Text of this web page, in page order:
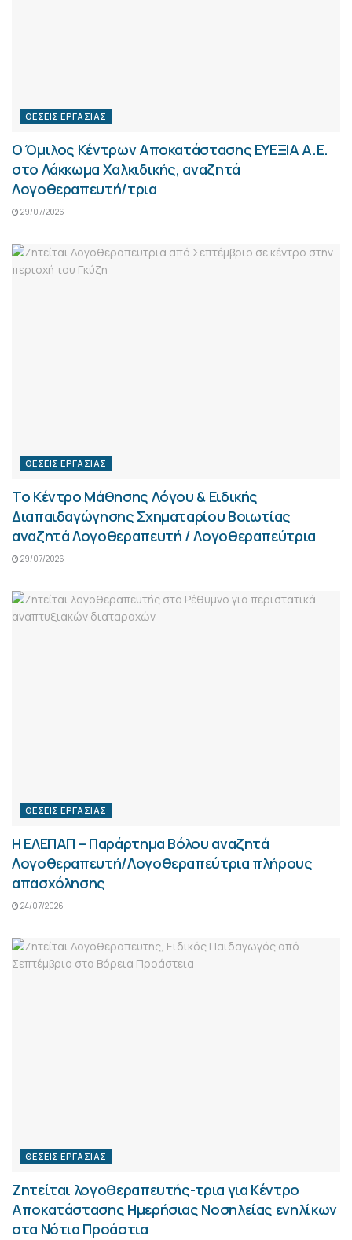
ΘΈΣΕΙΣ ΕΡΓΑΣΊΑΣ
Ο Όμιλος Κέντρων Αποκατάστασης ΕΥΕΞΙΑ Α.Ε.
στο Λάκκωμα Χαλκιδικής, αναζητά
Λογοθεραπευτή/τρια
29/07/2026
ΘΈΣΕΙΣ ΕΡΓΑΣΊΑΣ
Το Κέντρο Μάθησης Λόγου & Ειδικής
Διαπαιδαγώγησης Σχηματαρίου Βοιωτίας
αναζητά Λογοθεραπευτή / Λογοθεραπεύτρια
29/07/2026
ΘΈΣΕΙΣ ΕΡΓΑΣΊΑΣ
Η ΕΛΕΠΑΠ – Παράρτημα Βόλου αναζητά
Λογοθεραπευτή/Λογοθεραπεύτρια πλήρους
απασχόλησης
24/07/2026
ΘΈΣΕΙΣ ΕΡΓΑΣΊΑΣ
Ζητείται λογοθεραπευτής-τρια για Κέντρο
Αποκατάστασης Ημερήσιας Νοσηλείας ενηλίκων
στα Νότια Προάστια